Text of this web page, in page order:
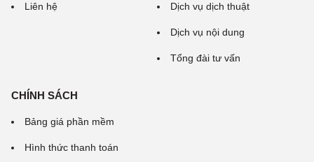
Liên hệ Dịch vụ dịch thuật
Dịch vụ nội dung
Tổng đài tư vấn
CHÍNH SÁCH
Bảng giá phần mềm
Hình thức thanh toán